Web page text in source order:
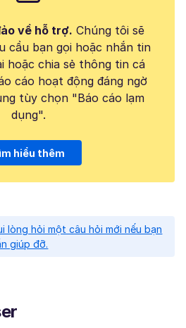
về hỗ trợ. Chúng tôi sẽ
cầu bạn gọi hoặc nhắn tin
hoặc chia sẻ thông tin cá
cáo hoạt động đáng ngờ
tùy chọn "Báo cáo lạm
dụng".
hiểu thêm
lòng hỏi một câu hỏi mới nếu bạn
giúp đỡ.